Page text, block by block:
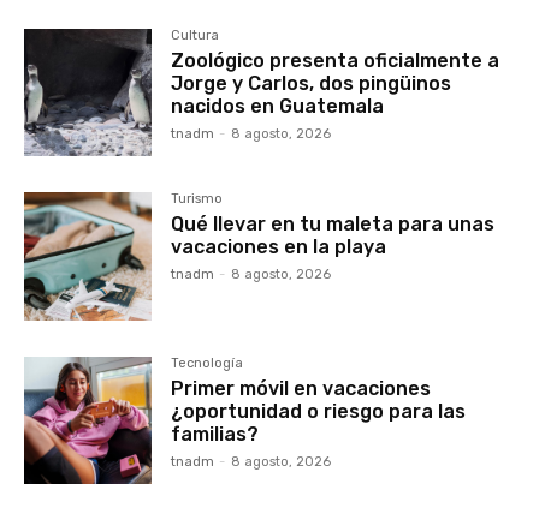
Cultura
Zoológico presenta oficialmente a
Jorge y Carlos, dos pingüinos
nacidos en Guatemala
tnadm - 8 agosto, 2026
Turismo
Qué llevar en tu maleta para unas
vacaciones en la playa
tnadm - 8 agosto, 2026
Tecnología
Primer móvil en vacaciones
¿oportunidad o riesgo para las
familias?
tnadm - 8 agosto, 2026